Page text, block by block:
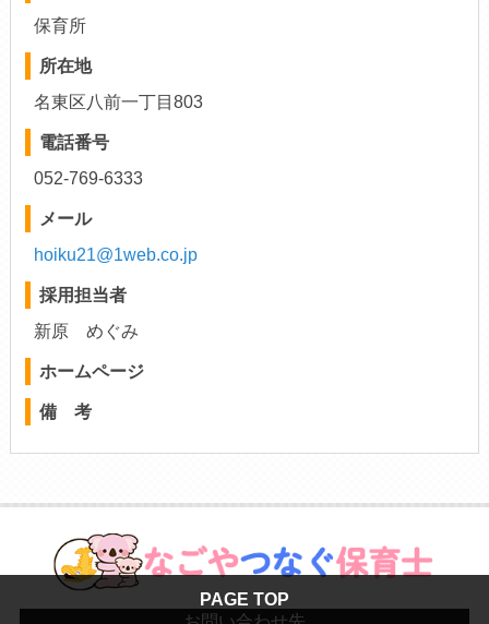
保育所
所在地
名東区八前一丁目803
電話番号
052-769-6333
メール
hoiku21@1web.co.jp
採用担当者
新原 めぐみ
ホームページ
備 考
PAGE TOP